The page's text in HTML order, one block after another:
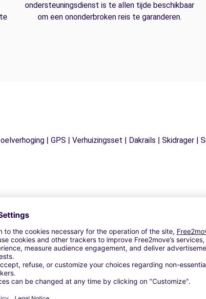
ondersteuningsdienst is te allen tijde beschikbaar
om een ononderbroken reis te garanderen.
| GPS | Verhuizingsset | Dakrails | Skidrager |
Vergelijkbare